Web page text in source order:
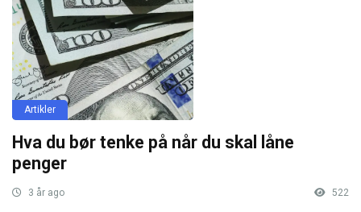
Artikler
Hva du bør tenke på når du skal låne
penger
3 år ago 522